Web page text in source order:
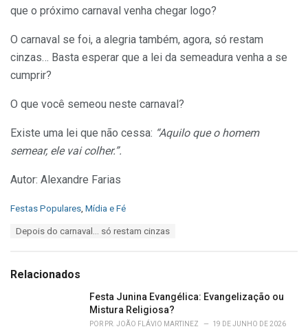
que o próximo carnaval venha chegar logo?
O carnaval se foi, a alegria também, agora, só restam
cinzas… Basta esperar que a lei da semeadura venha a se
cumprir?
O que você semeou neste carnaval?
Existe uma lei que não cessa: “Aquilo que o homem
semear, ele vai colher.”.
Autor: Alexandre Farias
C
o
r
Festas Populares Mídia e Fé
:
Depois do carnaval... só restam cinzas
Relacionados
Festa Junina Evangélica: Evangelização ou
Mistura Religiosa?
POR PR. JOÃO FLÁVIO MARTINEZ 19 DE JUNHO DE 2026